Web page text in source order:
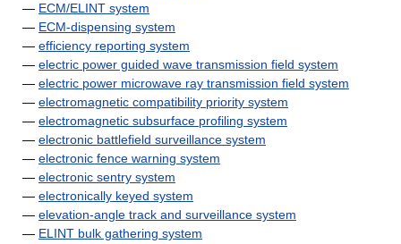
— ECM/ELINT system
— ECM-dispensing system
— efficiency reporting system
— electric power guided wave transmission field system
— electric power microwave ray transmission field system
— electromagnetic compatibility priority system
— electromagnetic subsurface profiling system
— electronic battlefield surveillance system
— electronic fence warning system
— electronic sentry system
— electronically keyed system
— elevation-angle track and surveillance system
— ELINT bulk gathering system